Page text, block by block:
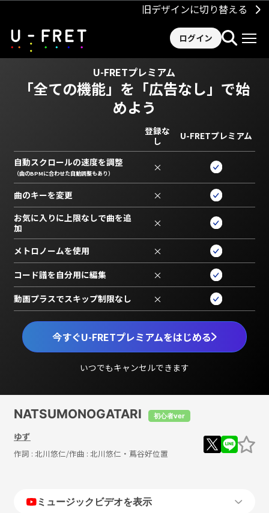
旧デザインに切り替える
ログイン
U-FRETプレミアム
「全ての機能」を 「広告なし」で始
めよう
今すぐU-FRETプレミアムをはじめる
いつでもキャンセルできます
登録な
し
U-FRETプレミアム
自動スクロールの速度を調整
（曲のBPMに合わせた自動調整もあり） ×
曲のキーを変更 ×
お気に入りに上限なしで曲を追
加
×
メトロノームを使用 ×
コード譜を自分用に編集 ×
動画プラスでスキップ制限なし ×
NATSUMONOGATARI 初心者ver
ゆず
作詞 : 北川悠仁/作曲 : 北川悠仁・蔦谷好位置
ミュージックビデオを表示